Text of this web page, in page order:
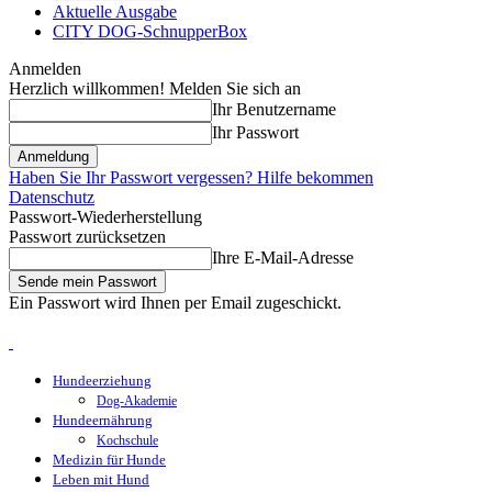
Aktuelle Ausgabe
CITY DOG-SchnupperBox
Anmelden
Herzlich willkommen! Melden Sie sich an
Ihr Benutzername
Ihr Passwort
Haben Sie Ihr Passwort vergessen? Hilfe bekommen
Datenschutz
Passwort-Wiederherstellung
Passwort zurücksetzen
Ihre E-Mail-Adresse
Ein Passwort wird Ihnen per Email zugeschickt.
Hundeerziehung
Dog-Akademie
Hundeernährung
Kochschule
Medizin für Hunde
Leben mit Hund